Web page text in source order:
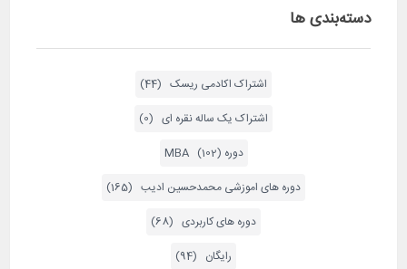
دسته‌بندی ها
اشتراک اکادمی ریسک (44)
اشتراک یک ساله نقره ای (0)
دوره MBA (102)
دوره های اموزشی محمدحسین ادیب (165)
دوره های کاربردی (68)
رایگان (94)